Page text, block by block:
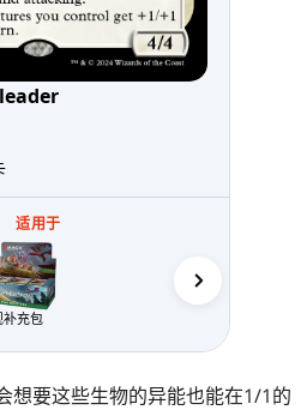
适用于
补充包
想要这些生物的异能也能在1/1的